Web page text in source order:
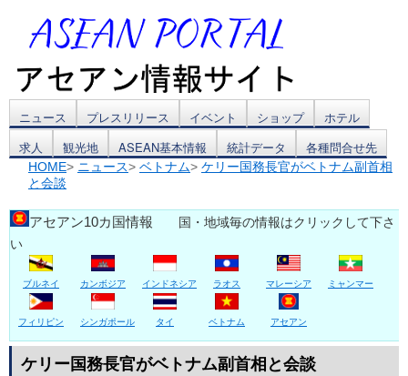
コ
ン
ン
ツ
へ
ス
キ
ニュース プレスリリース イベント ショップ
ホテル
求人
観光地 ASEAN基本情報 統計データ 各種問合せ先
HOME> ニュース> ベトナム> ケリー国務長官がベトナム副首相
と会談
アセアン10カ国情報 国・地域毎の情報はクリックして下さ
い
ブルネイ カンボジア インドネシア ラオス マレーシア ミャンマー
フィリピン シンガポール タイ ベトナム アセアン
ケリー国務長官がベトナム副首相と会談